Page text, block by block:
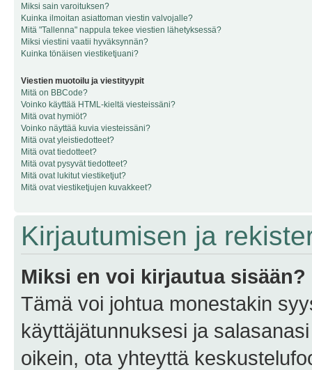
Miksi sain varoituksen?
Kuinka ilmoitan asiattoman viestin valvojalle?
Mitä "Tallenna" nappula tekee viestien lähetyksessä?
Miksi viestini vaatii hyväksynnän?
Kuinka tönäisen viestiketjuani?
Viestien muotoilu ja viestityypit
Mitä on BBCode?
Voinko käyttää HTML-kieltä viesteissäni?
Mitä ovat hymiöt?
Voinko näyttää kuvia viesteissäni?
Mitä ovat yleistiedotteet?
Mitä ovat tiedotteet?
Mitä ovat pysyvät tiedotteet?
Mitä ovat lukitut viestiketjut?
Mitä ovat viestiketjujen kuvakkeet?
Kirjautumisen ja
Miksi en voi kirjautua sisään?
Tämä voi johtua monestakin
käyttäjätunnuksesi ja
oikein, ota yhteyttä